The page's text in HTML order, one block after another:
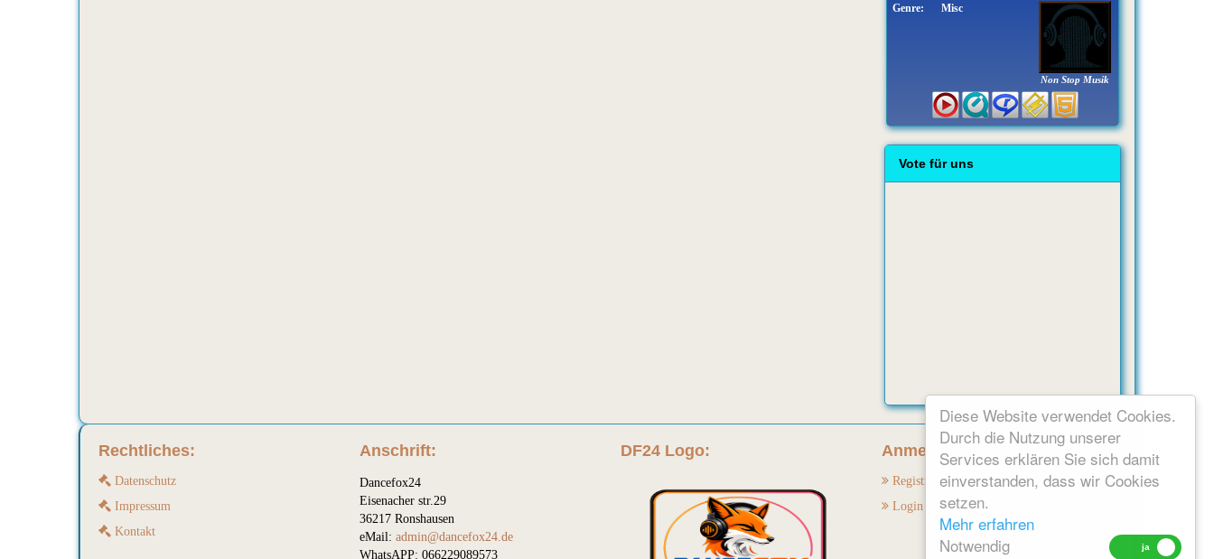
Diese Website verwendet Cookies.
Durch die Nutzung unserer
Services erklären Sie sich damit
einverstanden, dass wir Cookies
setzen.
Mehr erfahren
Notwendig
Non Stop Musik
Genre: Misc
Vote für uns
Rechtliches:
Datenschutz
Impressum
Kontakt
Anschrift:
Dancefox24
Eisenacher str.29
36217 Ronshausen
eMail: admin@dancefox24.de
WhatsAPP: 066229089573
DF24 Logo: Anmelden:
Registrieren
Login